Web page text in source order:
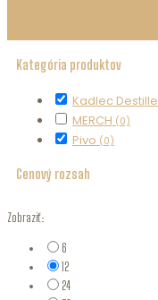
Kategória produktov
Kadlec
MERCH (0)
Pivo (0)
Cenový rozsah
Zobraziť:
6
12
24